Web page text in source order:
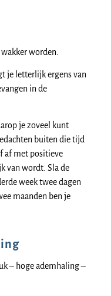
worden.
je letterlijk ergens van
in de
je zoveel kunt
buiten die tijd
af met positieve
van wordt. Sla de
week twee dagen
maanden ben je
– hoge ademhaling –